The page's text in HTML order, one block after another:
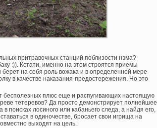
притравочных станций поблизости нэма?
:)). Кстати, именно на этом строятся приемы
на себя роль вожака и в определенной мере
в качестве наказания-предостережения. Но это
бесполезных плюс еще и распугивающих настоящую
тетеревов? Да просто демонстрирует полнейшее
поисках лосиного или кабаньего следа, а найдя его,
в одиночестве, бросает свои игрища на
выходят на цель.